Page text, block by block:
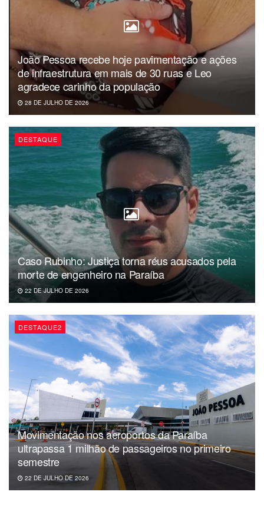
implementação de plano de saúde para a categoria.
O Sintur-JP informou que emitirá uma nota sobre o
resultado da audiência de conciliação, mas, até a última
atualização desta publicação, o documento não havia sido
enviado.
João Pessoa recebe hoje pavimentação e ações
de infraestrutura em mais de 30 ruas e Leo
agradece carinho da população
28 DE JULHO DE 2026
DESTAQUE
Caso Rubinho: Justiça torna réus acusados pela
morte de engenheiro na Paraíba
22 DE JULHO DE 2026
DESTAQUE2
Movimentação nos aeroportos da Paraíba
ultrapassa 1 milhão de passageiros no primeiro
semestre
22 DE JULHO DE 2026